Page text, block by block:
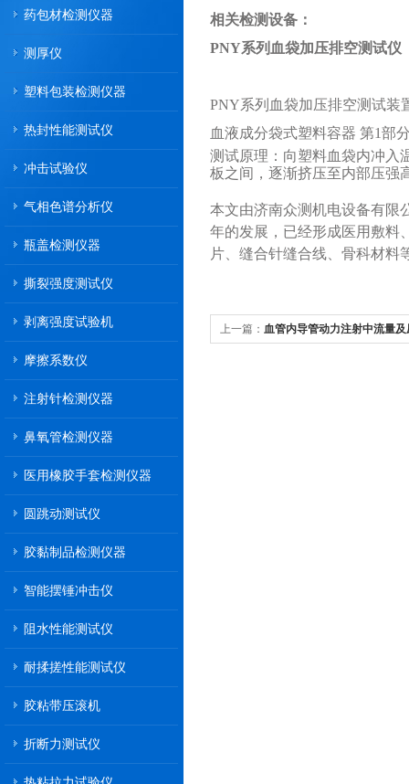
药包材检测仪器
测厚仪
塑料包装检测仪器
热封性能测试仪
冲击试验仪
气相色谱分析仪
瓶盖检测仪器
撕裂强度测试仪
剥离强度试验机
摩擦系数仪
注射针检测仪器
鼻氧管检测仪器
医用橡胶手套检测仪器
圆跳动测试仪
胶黏制品检测仪器
智能摆锤冲击仪
阻水性能测试仪
耐揉搓性能测试仪
胶粘带压滚机
折断力测试仪
相关检测设备：
PNY系列血袋加压排空测试仪
PNY系列血袋加压排空测试装
血液成分袋式塑料容器 第1部
测试原理：向塑料血袋内冲入
板之间，逐渐挤压至内部压强
本文由济南众测机电设备有限
年的发展，已经形成医用敷料
片、缝合针缝合线、骨科材料
上一篇： 血管内导管动力注射中流量